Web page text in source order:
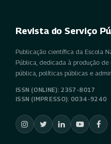
Revista do Serviço
Publicação científica da Escola
Pública, dedicada à produção
pública, políticas públicas e
ISSN (ONLINE): 2357-8017
ISSN (IMPRESSO): 0034-9240